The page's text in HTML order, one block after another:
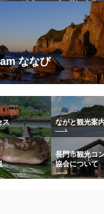
ななび
ス ながと観光案
長門市観光コ
協会について